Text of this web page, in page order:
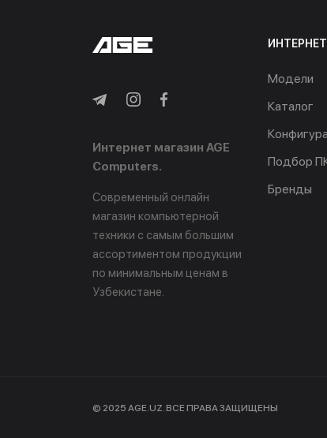
Интернет магазин AGE
Computers.
Современный онлайн
магазин компьютерной
техники с самым большим
ассортиментом продукции
по минимальным ценам в
Узбекистане.
Модели
Каталог
Подбор
Бренды
© 2025 AGE.UZ. ВСЕ ПРАВА ЗАЩИЩЕНЫ